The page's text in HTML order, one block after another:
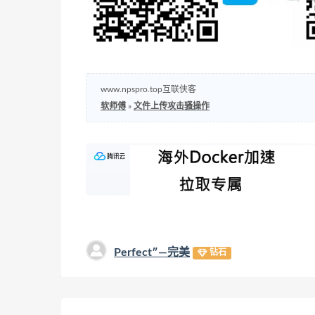
www.npspro.top互联侠客
软师傅 » 文件上传攻击骚操作
Perfect″—完美 钻石